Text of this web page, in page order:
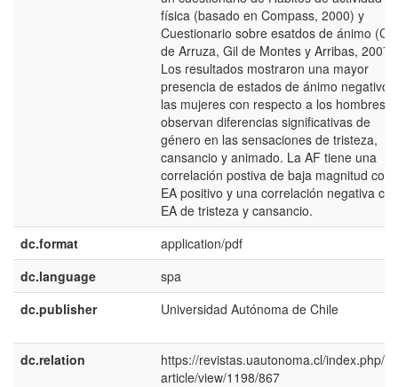
física (basado en Compass, 2000) y
Cuestionario sobre esatdos de ánimo
de Arruza, Gil de Montes y Arribas, 2007).
Los resultados mostraron una mayor
presencia de estados de ánimo
las mujeres con respecto a los hombres.
observan diferencias significativas de
género en las sensaciones de tristeza,
cansancio y animado. La AF tiene una
correlación postiva de baja magnitud con
EA positivo y una correlación negativa
EA de tristeza y cansancio.
dc.format
application/pdf
dc.language
spa
dc.publisher
Universidad Autónoma de Chile
dc.relation
https://revistas.uautonoma.cl/index.php/
article/view/1198/867